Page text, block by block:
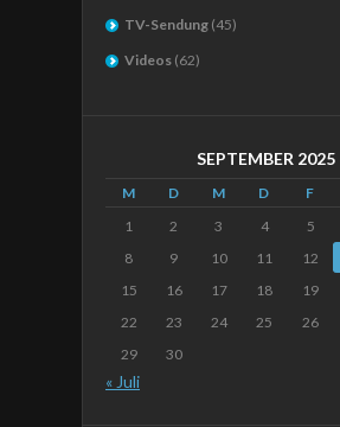
TV-Sendung (45)
Videos (62)
SEPTEMBER 2025
M D M D F
1
2 3 4 5
8
9 10 11 12
15
16 17 18 19
22
23 24 25 26
29
30
« Juli